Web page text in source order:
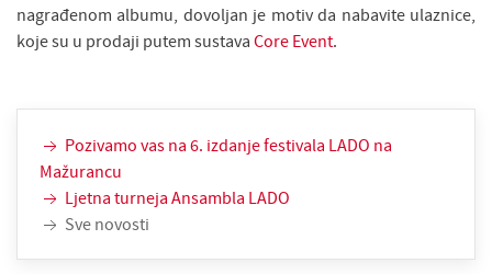
nagrađenom albumu, dovoljan je motiv da nabavite ulaznice,
koje su u prodaji putem sustava Core Event.
Pozivamo vas na 6. izdanje festivala LADO na
Mažurancu
Ljetna turneja Ansambla LADO
Sve novosti